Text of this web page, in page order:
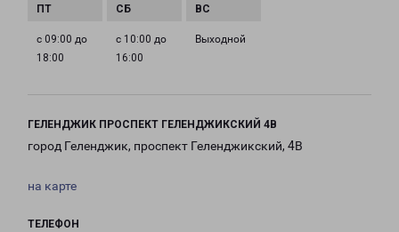
с 09:00 до
18:00
с 10:00 до
16:00
Выходной
ГЕЛЕНДЖИК ПРОСПЕКТ ГЕЛЕНДЖИКСКИЙ 4В
город Геленджик, проспект Геленджикский, 4В
на карте
ТЕЛЕФОН